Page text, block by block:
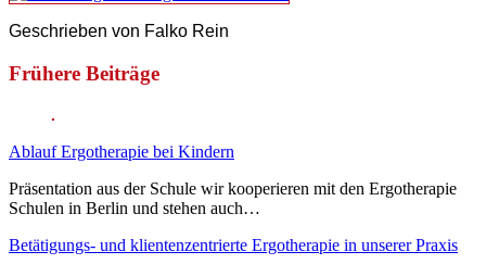
Geschrieben von Falko Rein
Frühere Beiträge
Ablauf Ergotherapie bei Kindern
Präsentation aus der Schule wir kooperieren mit den Ergotherapie
Schulen in Berlin und stehen auch…
Betätigungs- und klientenzentrierte Ergotherapie in unserer Praxis